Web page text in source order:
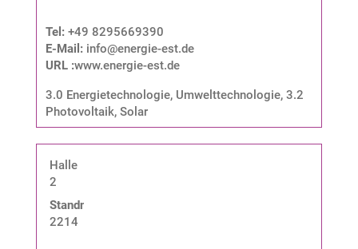
Tel: +49 8295669390
E-Mail: info@energie-est.de
URL :www.energie-est.de
3.0 Energietechnologie, Umwelttechnologie, 3.2
Photovoltaik, Solar
Halle
2
Standnummer:
2214